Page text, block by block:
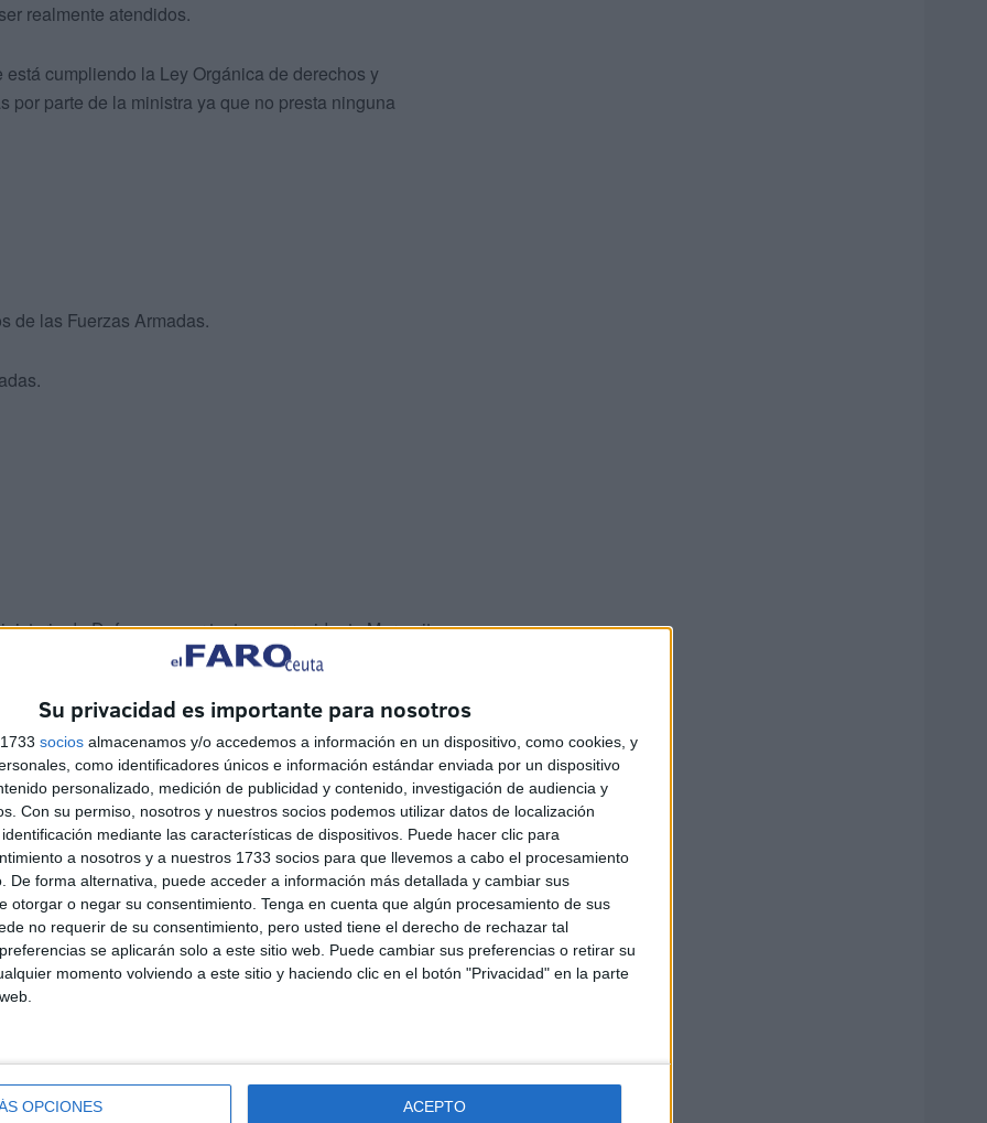
Su privacidad es importante para nosotros
socios almacenamos y/o accedemos a información en un dispositivo, como cookies, y
como identificadores únicos e información estándar enviada por un dispositivo
personalizado, medición de publicidad y contenido, investigación de audiencia y
Con su permiso, nosotros y nuestros socios podemos utilizar datos de localización
mediante las características de dispositivos. Puede hacer clic para
a nosotros y a nuestros 1733 socios para que llevemos a cabo el procesamiento
De forma alternativa, puede acceder a información más detallada y cambiar sus
otorgar o negar su consentimiento. Tenga en cuenta que algún procesamiento de sus
no requerir de su consentimiento, pero usted tiene el derecho de rechazar tal
se aplicarán solo a este sitio web. Puede cambiar sus preferencias o retirar su
momento volviendo a este sitio y haciendo clic en el botón "Privacidad" en la parte
OPCIONES ACEPTO
realmente atendidos.
cumpliendo la Ley Orgánica de derechos y
por parte de la ministra ya que no presta ninguna
de las Fuerzas Armadas.
de Defensa, y por tanto, su presidenta Margarita
e inquietudes de los militares en materia de
“se pretende que sea un complemento adecuado
través de lacadena de mando military de los cauces
las Fuerzas Armadas de iniciativas y quejas en el
de profesionales militares.
del equilibrio entre deberes y derechos para que
adecuadamente sus misiones” y está compuesto
prestigio cuyo nombramiento corresponderá al